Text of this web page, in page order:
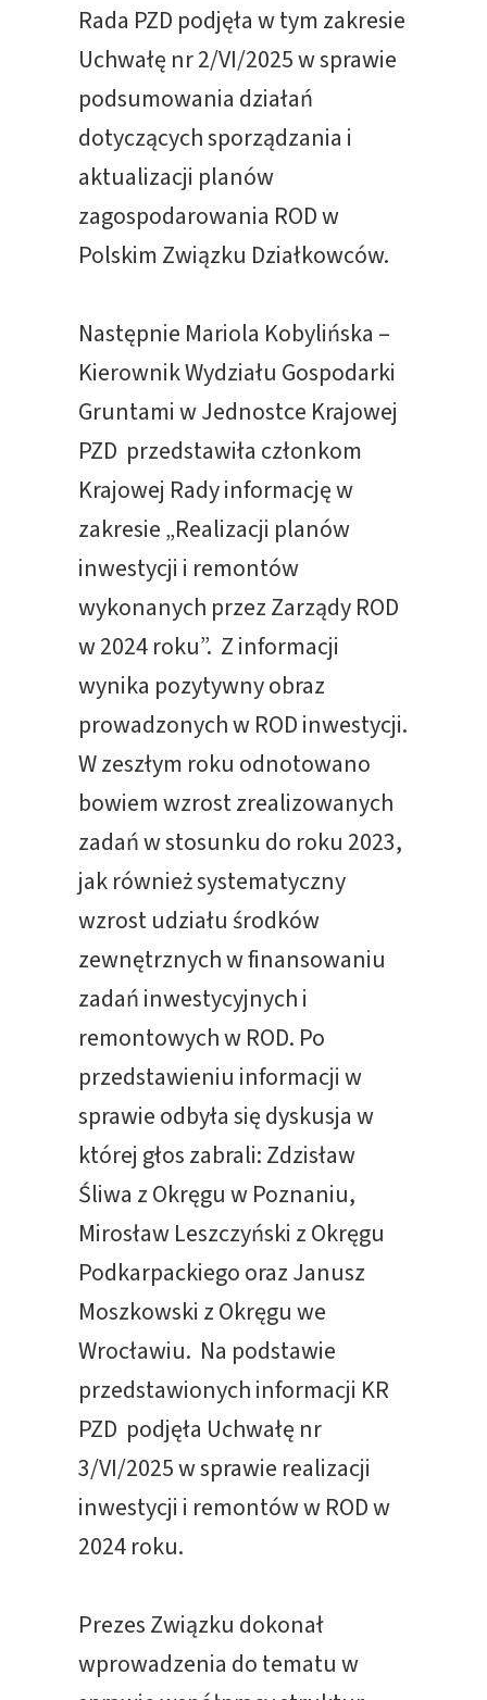
Rada PZD podjęła w tym zakresie
Uchwałę nr 2/VI/2025 w sprawie
podsumowania działań
dotyczących sporządzania i
aktualizacji planów
zagospodarowania ROD w
Polskim Związku Działkowców.
Następnie Mariola Kobylińska –
Kierownik Wydziału Gospodarki
Gruntami w Jednostce Krajowej
PZD przedstawiła członkom
Krajowej Rady informację w
zakresie „Realizacji planów
inwestycji i remontów
wykonanych przez Zarządy ROD
w 2024 roku”. Z informacji
wynika pozytywny obraz
prowadzonych w ROD inwestycji.
W zeszłym roku odnotowano
bowiem wzrost zrealizowanych
zadań w stosunku do roku 2023,
jak również systematyczny
wzrost udziału środków
zewnętrznych w finansowaniu
zadań inwestycyjnych i
remontowych w ROD. Po
przedstawieniu informacji w
sprawie odbyła się dyskusja w
której głos zabrali: Zdzisław
Śliwa z Okręgu w Poznaniu,
Mirosław Leszczyński z Okręgu
Podkarpackiego oraz Janusz
Moszkowski z Okręgu we
Wrocławiu. Na podstawie
przedstawionych informacji KR
PZD podjęła Uchwałę nr
3/VI/2025 w sprawie realizacji
inwestycji i remontów w ROD w
2024 roku.
Prezes Związku dokonał
wprowadzenia do tematu w